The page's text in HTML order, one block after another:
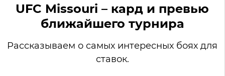
UFC Missouri – кард и превью
ближайшего турнира
Рассказываем о самых интересных боях для
ставок.